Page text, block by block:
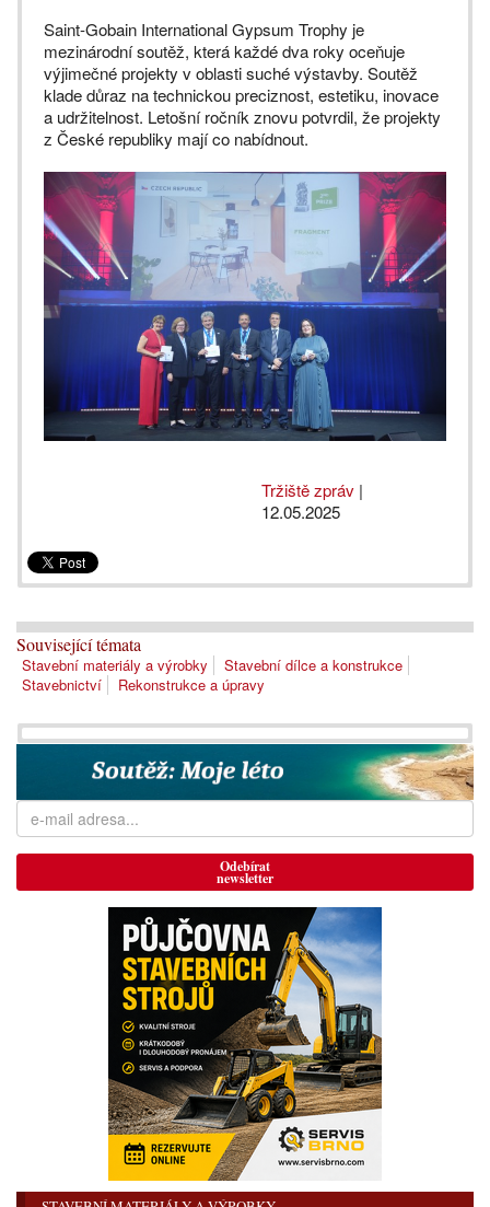
Saint-Gobain International Gypsum Trophy je
mezinárodní soutěž, která každé dva roky oceňuje
výjimečné projekty v oblasti suché výstavby. Soutěž
klade důraz na technickou preciznost, estetiku, inovace
a udržitelnost. Letošní ročník znovu potvrdil, že projekty
z České republiky mají co nabídnout.
Tržiště zpráv |
12.05.2025
Související témata
Stavební materiály a výrobky
Stavební dílce a konstrukce
Stavebnictví
Rekonstrukce a úpravy
Odebírat
newsletter